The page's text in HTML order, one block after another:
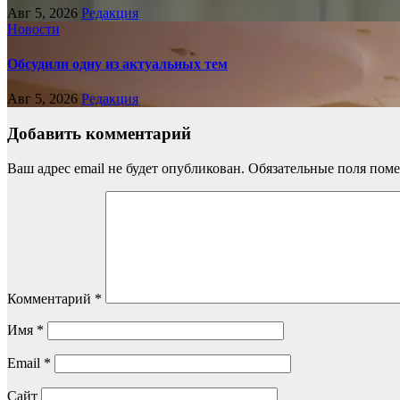
Авг 5, 2026 Редакция
Новости
Обсудили одну из актуальных тем
Авг 5, 2026 Редакция
Добавить комментарий
Ваш адрес email не будет опубликован. Обязательные поля
Комментарий *
Имя *
Email *
Сайт